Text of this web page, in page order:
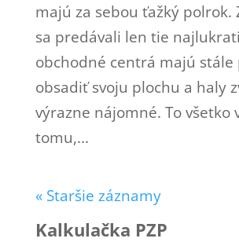
majú za sebou ťažký polrok.
sa predávali len tie
obchodné centrá majú stále
obsadiť svoju plochu a haly
výrazne nájomné. To všetko
tomu,...
« Staršie záznamy
Kalkulačka PZP